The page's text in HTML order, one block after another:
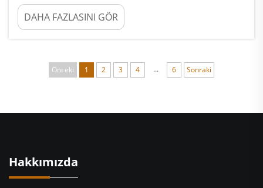
gösterir; 316L paslanmaz çelik birkaç ay içinde
başarısız olurken titanyum ısı değiştiriciler
genellikle 20 yıldan fazla dayanır. Temel
daha ince duvar kalınlıkları ve daha iyi ısı transferi,
aşınma-korozyon direnci...
DAHA FAZLASINI GÖR
Önceki 1 2 3 4 ... 6 Sonraki
Hakkımızda